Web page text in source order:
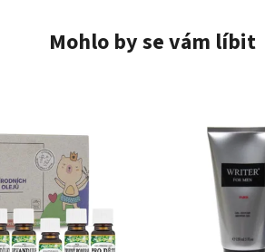
Mohlo by se vám líbit